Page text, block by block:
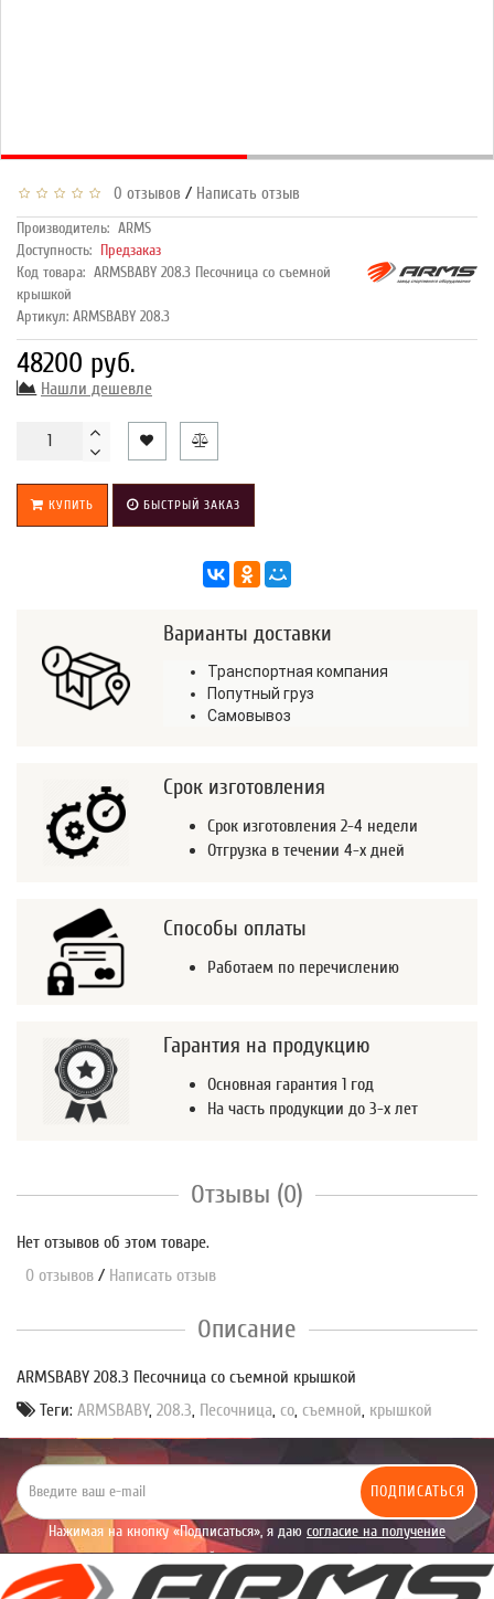
0 отзывов / Написать отзыв
Производитель: ARMS
Доступность: Предзаказ
Код товара: ARMSBABY 208.3 Песочница со съемной
крышкой
Артикул: ARMSBABY 208.3
48200 руб.
Нашли дешевле
КУПИТЬ БЫСТРЫЙ ЗАКАЗ
Варианты доставки
Транспортная компания
Попутный груз
Самовывоз
Срок изготовления
Срок изготовления 2-4 недели
Отгрузка в течении 4-х дней
Способы оплаты
Работаем по перечислению
Гарантия на продукцию
Основная гарантия 1 год
На часть продукции до 3-х лет
Отзывы (0)
Нет отзывов об этом товаре.
0 отзывов / Написать отзыв
Описание
ARMSBABY 208.3 Песочница со съемной крышкой
Теги: ARMSBABY, 208.3, Песочница, со, съемной, крышкой
ПОДПИСАТЬСЯ
Нажимая на кнопку «Подписаться», я даю согласие на получение
уведомлений рекламного характера.